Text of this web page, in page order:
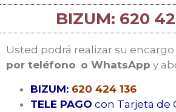
BIZUM: 620
Usted podrá realizar su encargo
por teléfono o WhatsApp y
BIZUM: 620 424 136
TELE PAGO con Tarjeta de